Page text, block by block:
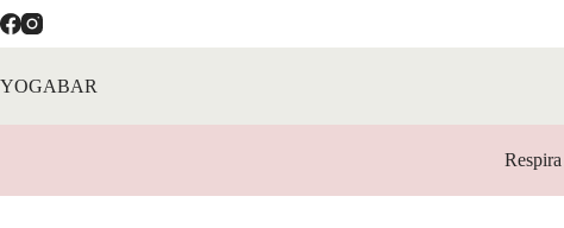
Salta
al
contenuto
YOGABAR
Respira